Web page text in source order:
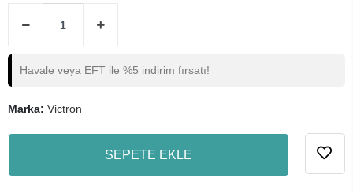
Havale veya EFT ile %5 indirim fırsatı!
Marka: Victron
SEPETE EKLE